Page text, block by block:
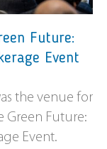
Future:
Event
the venue for
Green Future:
Event.